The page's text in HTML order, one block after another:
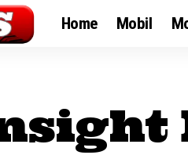
Home Mobil